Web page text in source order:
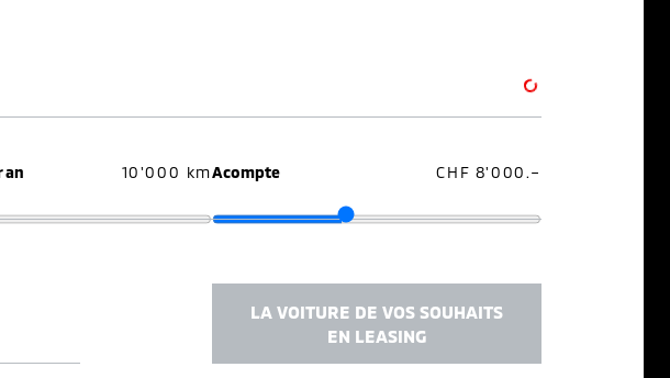
an 10'000 kmAcompte CHF 8'000.–
LA VOITURE DE VOS SOUHAITS
EN LEASING